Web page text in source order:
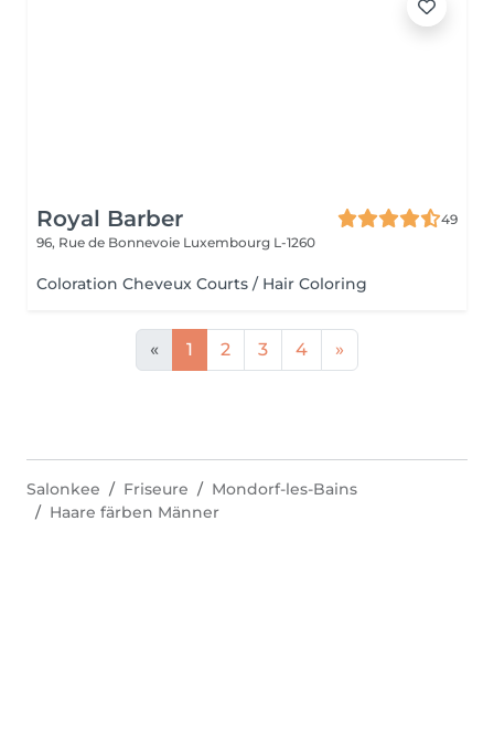
Royal Barber
49
96, Rue de Bonnevoie Luxembourg L-1260
Coloration Cheveux Courts / Hair Coloring
« 1 2 3 4 »
Salonkee Friseure
Mondorf-les-Bains
Haare färben Männer